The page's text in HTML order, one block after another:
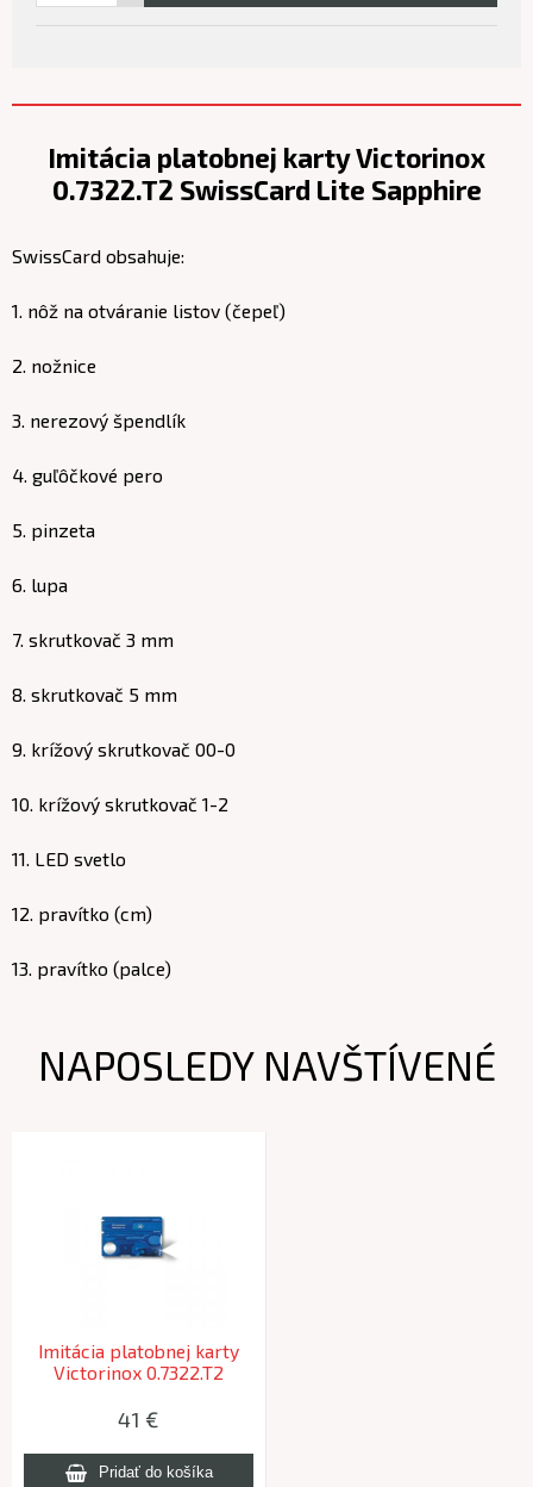
Imitácia platobnej karty Victorinox
0.7322.T2 SwissCard Lite Sapphire
SwissCard obsahuje:
1. nôž na otváranie listov (čepeľ)
2. nožnice
3. nerezový špendlík
4. guľôčkové pero
5. pinzeta
6. lupa
7. skrutkovač 3 mm
8. skrutkovač 5 mm
9. krížový skrutkovač 00-0
10. krížový skrutkovač 1-2
11. LED svetlo
12. pravítko (cm)
13. pravítko (palce)
NAPOSLEDY NAVŠTÍVENÉ
Imitácia platobnej karty
Victorinox 0.7322.T2
41 €